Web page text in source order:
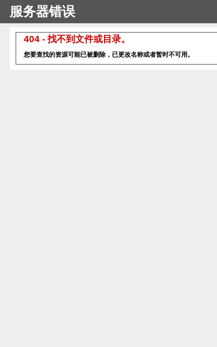
服务器错误
404 - 找不到文件或目录。
您要查找的资源可能已被删除，已更改名称或者暂时不可用。